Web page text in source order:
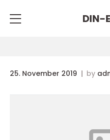
DIN-
25. November 2019 by